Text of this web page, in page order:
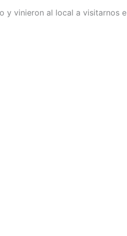
y vinieron al local a visitarnos e